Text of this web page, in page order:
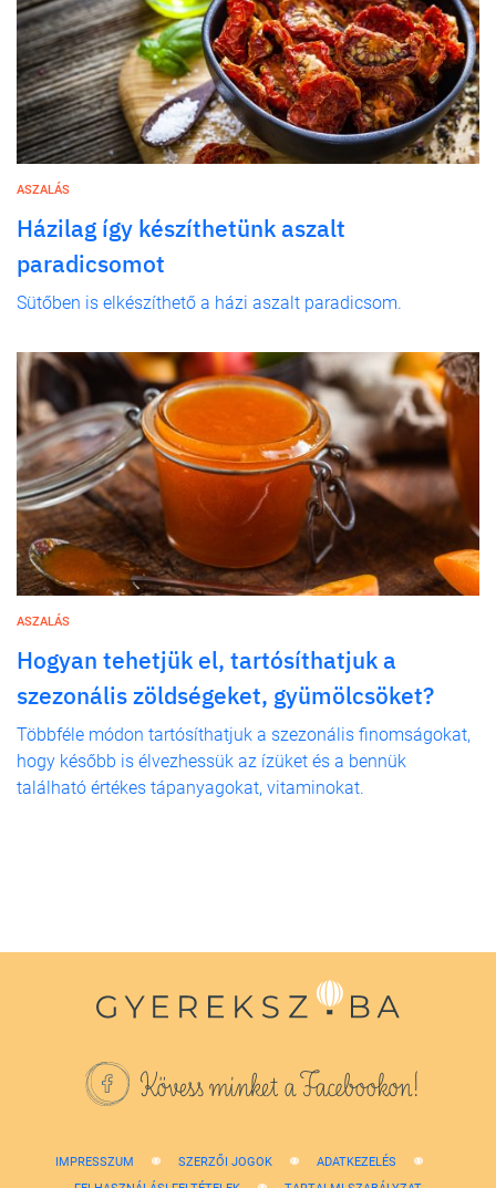
ASZALÁS
Házilag így készíthetünk aszalt
paradicsomot
Sütőben is elkészíthető a házi aszalt paradicsom.
ASZALÁS
Hogyan tehetjük el, tartósíthatjuk a
szezonális zöldségeket, gyümölcsöket?
Többféle módon tartósíthatjuk a szezonális finomságokat,
hogy később is élvezhessük az ízüket és a bennük
található értékes tápanyagokat, vitaminokat.
Kövess minket a Facebookon!
IMPRESSZUM SZERZŐI JOGOK
ADATKEZELÉS